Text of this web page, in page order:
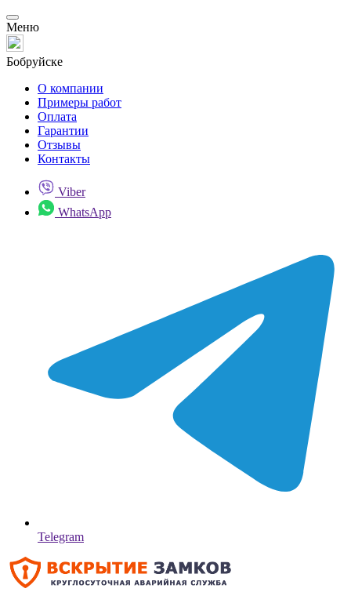
Меню
Бобруйске
О компании
Примеры работ
Оплата
Гарантии
Отзывы
Контакты
Viber
WhatsApp
Telegram